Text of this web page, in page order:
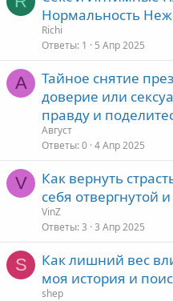
Нормальность
Richi
Ответы 1 5 Апр 2025
А
Тайное снятие
доверие или
правду и
Август
Ответы 0 4 Апр 2025
V
Как вернуть
себя отвергнутой
VinZ
Ответы 3 3 Апр 2025
S
Как лишний вес
моя история и
shep